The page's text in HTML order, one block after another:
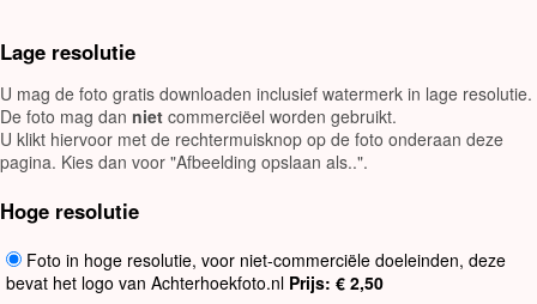
Lage resolutie
U mag de foto gratis downloaden inclusief watermerk in lage resolutie.
De foto mag dan niet commerciëel worden gebruikt.
U klikt hiervoor met de rechtermuisknop op de foto onderaan deze
pagina. Kies dan voor "Afbeelding opslaan als..".
Hoge resolutie
Foto in hoge resolutie, voor niet-commerciële doeleinden, deze
bevat het logo van Achterhoekfoto.nl Prijs: € 2,50